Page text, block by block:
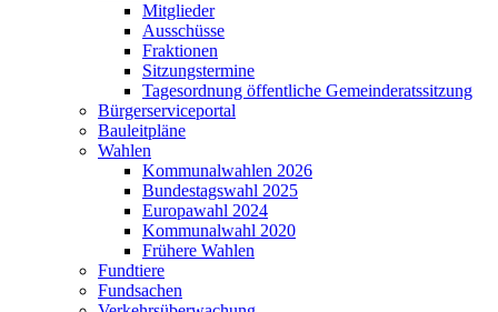
Mitglieder
Ausschüsse
Fraktionen
Sitzungstermine
Tagesordnung öffentliche Gemeinderatssitzung
Bürgerserviceportal
Bauleitpläne
Wahlen
Kommunalwahlen 2026
Bundestagswahl 2025
Europawahl 2024
Kommunalwahl 2020
Frühere Wahlen
Fundtiere
Fundsachen